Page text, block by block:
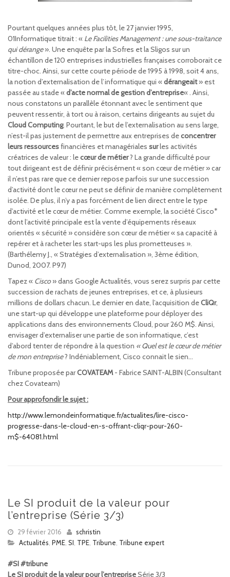
Pourtant quelques années plus tôt, le 27 janvier 1995,
01Informatique titrait : « Le Facilities Management : une sous-traitance
qui dérange». Une enquête par la Sofres et la Sligos sur un
échantillon de 120 entreprises industrielles françaises corroborait ce
titre-choc. Ainsi, sur cette courte période de 1995 à 1998, soit 4 ans,
la notion d’externalisation de l’informatique qui «dérangeait» est
passée au stade «d’acte normal de gestion d’entreprise« . Ainsi,
nous constatons un parallèle étonnant avec le sentiment que
peuvent ressentir, à tort ou à raison, certains dirigeants au sujet du
Cloud Computing. Pourtant, le but de l’externalisation au sens large,
n’est-il pas justement de permettre aux entreprises deconcentrer
leurs ressourcesfinancières et managériales surles activités
créatrices de valeur : lecœur de métier? La grande difficulté pour
tout dirigeant est de définir précisément « son cœur de métier » car
il n’est pas rare que ce dernier repose parfois sur une succession
d’activité dont le cœur ne peut se définir de manière complètement
isolée. De plus, il n’y a pas forcément de lien direct entre le type
d’activité et le cœur de métier. Comme exemple, la société Cisco*
dont l’activité principale est la vente d’équipements réseaux
orientés « sécurité » considère son cœur de métier « sa capacité à
repérer et à racheter les start-ups les plus prometteuses ».
(Barthélemy J., « Stratégies d’externalisation », 3ème édition,
Dunod, 2007. P97)
Tapez « Cisco» dans Google Actualités, vous serez surpris par cette
succession de rachats de jeunes entreprises, et ce, à plusieurs
millions de dollars chacun. Le dernier en date, l’acquisition deCliQr,
une start-up qui développe une plateforme pour déployer des
applications dans des environnements Cloud, pour 260 M$. Ainsi,
envisager d’externaliser une partie de son informatique, c’est
d’abord tenter de répondre à la question « Quel est le cœur de métier
de mon entreprise? Indéniablement, Cisco connait le sien…
Tribune proposée parCOVATEAM- Fabrice SAINT-ALBIN (Consultant
chez Covateam)
Pour approfondir le sujet :
http://www.lemondeinformatique.fr/actualites/lire-cisco-
progresse-dans-le-cloud-en-s-offrant-cliqr-pour-260-
m$-64081.html
Le SI produit de la valeur pour
l’entreprise (Série 3/3)
29 février 2016
schristin
Actualités PME SI TPE Tribune Tribune expert
#SI #tribune
Le SI produit de la valeur pour l’entrepriseSérie 3/3